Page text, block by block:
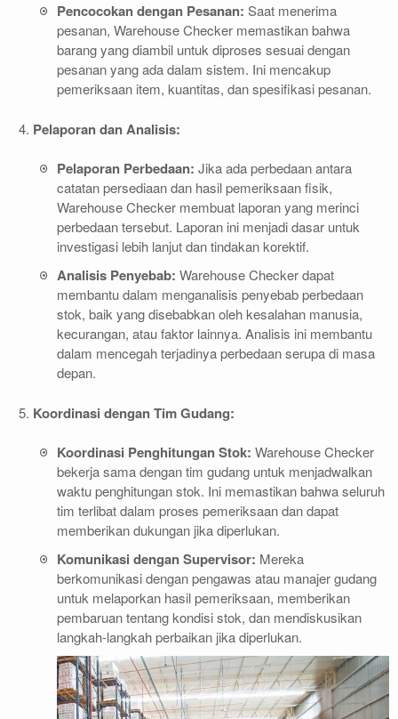
Pencocokan dengan Pesanan: Saat menerima
pesanan, Warehouse Checker memastikan bahwa
barang yang diambil untuk diproses sesuai dengan
pesanan yang ada dalam sistem. Ini mencakup
pemeriksaan item, kuantitas, dan spesifikasi pesanan.
Pelaporan dan Analisis:
Pelaporan Perbedaan: Jika ada perbedaan antara
catatan persediaan dan hasil pemeriksaan fisik,
Warehouse Checker membuat laporan yang merinci
perbedaan tersebut. Laporan ini menjadi dasar untuk
investigasi lebih lanjut dan tindakan korektif.
Analisis Penyebab: Warehouse Checker dapat
membantu dalam menganalisis penyebab perbedaan
stok, baik yang disebabkan oleh kesalahan manusia,
kecurangan, atau faktor lainnya. Analisis ini membantu
dalam mencegah terjadinya perbedaan serupa di masa
depan.
Koordinasi dengan Tim Gudang:
Koordinasi Penghitungan Stok: Warehouse Checker
bekerja sama dengan tim gudang untuk menjadwalkan
waktu penghitungan stok. Ini memastikan bahwa seluruh
tim terlibat dalam proses pemeriksaan dan dapat
memberikan dukungan jika diperlukan.
Komunikasi dengan Supervisor: Mereka
berkomunikasi dengan pengawas atau manajer gudang
untuk melaporkan hasil pemeriksaan, memberikan
pembaruan tentang kondisi stok, dan mendiskusikan
langkah-langkah perbaikan jika diperlukan.